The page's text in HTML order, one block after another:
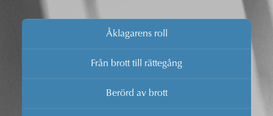
Åklagarens roll
Från brott till rättegång
Berörd av brott